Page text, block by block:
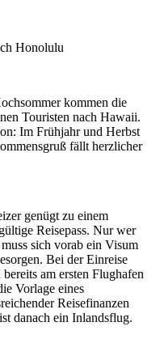
Honolulu
kommen die
Touristen nach Hawaii.
Im Frühjahr und Herbst
fällt herzlicher
genügt zu einem
Reisepass. Nur wer
sich vorab ein Visum
Bei der Einreise
am ersten Flughafen
Vorlage eines
Reisefinanzen
danach ein Inlandsflug.